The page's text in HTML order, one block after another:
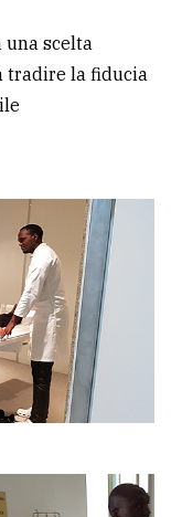
una scelta
tradire la fiducia